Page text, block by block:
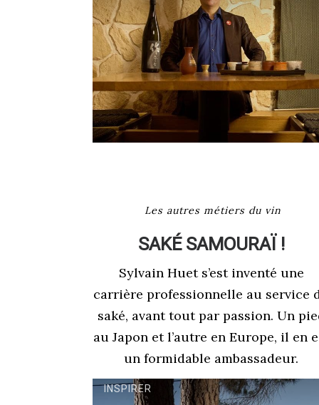
Les autres métiers du vin
SAKÉ SAMOURAÏ !
Sylvain Huet s’est inventé une
carrière professionnelle au service
saké, avant tout par passion. Un
au Japon et l’autre en Europe, il en
un formidable ambassadeur.
INSPIRER